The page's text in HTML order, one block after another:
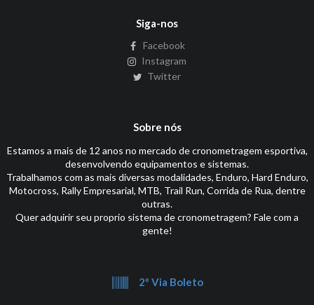
Siga-nos
Facebook
Instagram
Twitter
Sobre nós
Estamos a mais de 12 anos no mercado de cronometragem esportiva,
desenvolvendo equipamentos e sistemas.
Trabalhamos com as mais diversas modalidades, Enduro, Hard Enduro,
Motocross, Rally Empresarial, MTB, Trail Run, Corrida de Rua, dentre
outras.
Quer adquirir seu proprio sistema de cronometragem? Fale com a
gente!
2º Via Boleto